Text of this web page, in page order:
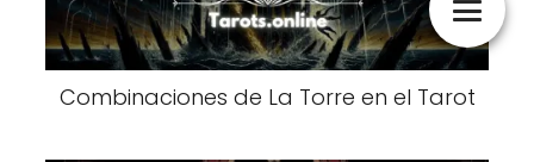
Combinaciones de La Torre en el Tarot